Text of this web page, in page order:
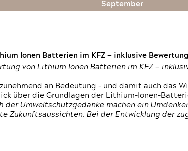
September
Ionen Batterien im KFZ — inklusive
von Lithium Ionen Batterien im KFZ —
an Bedeutung – und damit auch das
über die Grundlagen der Lithium-Ionen-
der Umweltschutzgedanke machen ein
Zukunftsaussichten. Bei der Entwicklung der